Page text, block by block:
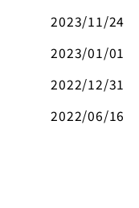
2023/11/24
2023/01/01
2022/12/31
2022/06/16